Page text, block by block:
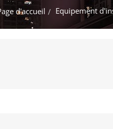
d'accueil Equipement